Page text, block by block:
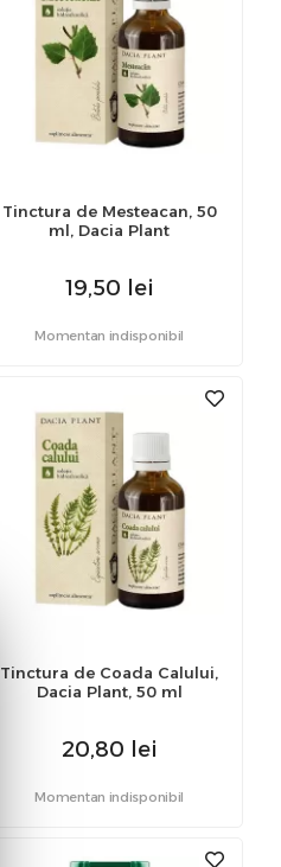
Tinctura de Mesteacan, 50
ml, Dacia Plant
19,50 lei
Momentan indisponibil
Tinctura de Coada Calului,
Dacia Plant, 50 ml
20,80 lei
Momentan indisponibil